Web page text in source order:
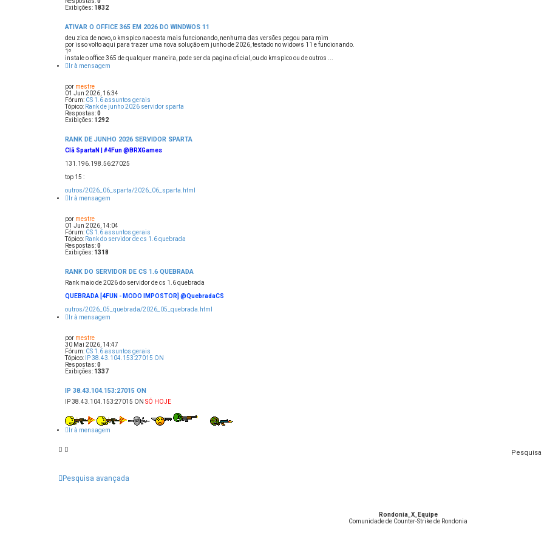
Exibições: 1832
ATIVAR O OFFICE 365 EM 2026 DO WINDWOS 11
deu zica de novo, o kmspico nao esta mais funcionando, nenhuma das versões pegou para mim
por isso volto aqui para trazer uma nova solução em junho de 2026, testado no widows 11 e funcionando.
1º
instale o office 365 de qualquer maneira, pode ser da pagina oficial, ou do kmspico ou de outros ...
Ir à mensagem
por mestre
01 Jun 2026, 16:34
Fórum: CS 1.6 assuntos gerais
Tópico: Rank de junho 2026 servidor sparta
Respostas:0
Exibições: 1292
RANK DE JUNHO 2026 SERVIDOR SPARTA
Clã SpartaN | #4Fun @BRXGames
131.196.198.56:27025
top 15 :
outros/2026_06_sparta/2026_06_sparta.html
Ir à mensagem
por mestre
01 Jun 2026, 14:04
Fórum: CS 1.6 assuntos gerais
Tópico: Rank do servidor de cs 1.6 quebrada
Respostas:0
Exibições: 1318
RANK DO SERVIDOR DE CS 1.6 QUEBRADA
Rank maio de 2026 do servidor de cs 1.6 quebrada
QUEBRADA [4FUN - MODO IMPOSTOR] @QuebradaCS
outros/2026_05_quebrada/2026_05_quebrada.html
Ir à mensagem
por mestre
30 Mai 2026, 14:47
Fórum: CS 1.6 assuntos gerais
Tópico:
IP 38.43.104.153:27015 ON
Respostas:0
Exibições: 1337
IP 38.43.104.153:27015 ON
IP 38.43.104.153:27015 ON SÓ HOJE
Ir à mensagem
Pesquisa avançada
Rondonia_X_Equipe
Comunidade de Counter-Strike de Rondonia